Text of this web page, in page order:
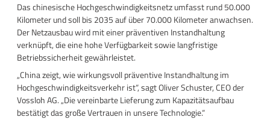
Das chinesische Hochgeschwindigkeitsnetz umfasst rund 50.000
Kilometer und soll bis 2035 auf über 70.000 Kilometer anwachsen.
Der Netzausbau wird mit einer präventiven Instandhaltung
verknüpft, die eine hohe Verfügbarkeit sowie langfristige
Betriebssicherheit gewährleistet.
„China zeigt, wie wirkungsvoll präventive Instandhaltung im
Hochgeschwindigkeitsverkehr ist“, sagt Oliver Schuster, CEO der
Vossloh AG. „Die vereinbarte Lieferung zum Kapazitätsaufbau
bestätigt das große Vertrauen in unsere Technologie.“